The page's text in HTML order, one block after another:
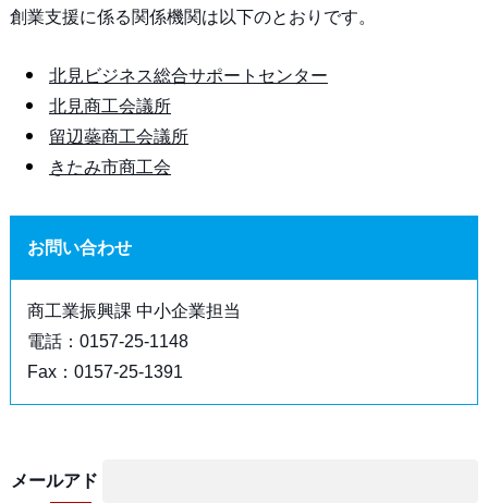
創業支援に係る関係機関は以下のとおりです。
北見ビジネス総合サポートセンター
北見商工会議所
留辺蘂商工会議所
きたみ市商工会
お問い合わせ
商工業振興課 中小企業担当
電話：0157-25-1148
Fax：0157-25-1391
メールアド